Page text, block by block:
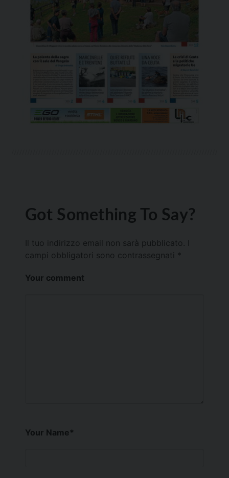
Got Something To Say?
Il tuo indirizzo email non sarà pubblicato.
campi obbligatori sono contrassegnati *
Your comment
Your Name*